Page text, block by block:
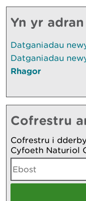
Yn yr
Datganiadau
Datganiadau
Rhagor
Cofrestru
Cofrestru i
Cyfoeth Naturiol